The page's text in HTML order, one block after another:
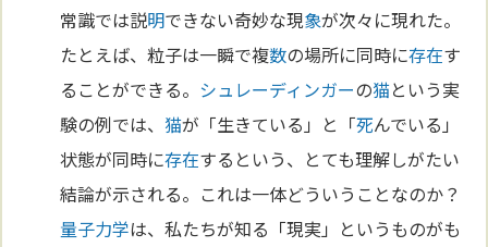
常識では説明できない奇妙な現象が次々に現れた。
たとえば、粒子は一瞬で複数の場所に同時に存在す
ることができる。 シュレーディンガーの猫という実
験の例では、 猫が「生きている」と「死んでいる」
状態が同時に存在するという、とても理解しがたい
結論が示される。これは一体どういうことなのか？
量子力学は、私たちが知る「現実」というものがも